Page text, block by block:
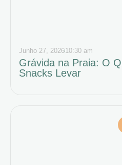
Junho 27, 202610:30 am
Grávida na Praia: O
Snacks Levar